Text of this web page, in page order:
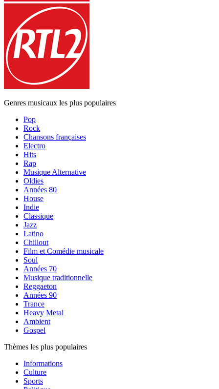
Genres musicaux les plus populaires
Pop
Rock
Chansons françaises
Electro
Hits
Rap
Musique Alternative
Oldies
Années 80
House
Indie
Classique
Jazz
Latino
Chillout
Film et Comédie musicale
Soul
Années 70
Musique traditionnelle
Reggaeton
Années 90
Trance
Heavy Metal
Ambient
Gospel
Thèmes les plus populaires
Informations
Culture
Sports